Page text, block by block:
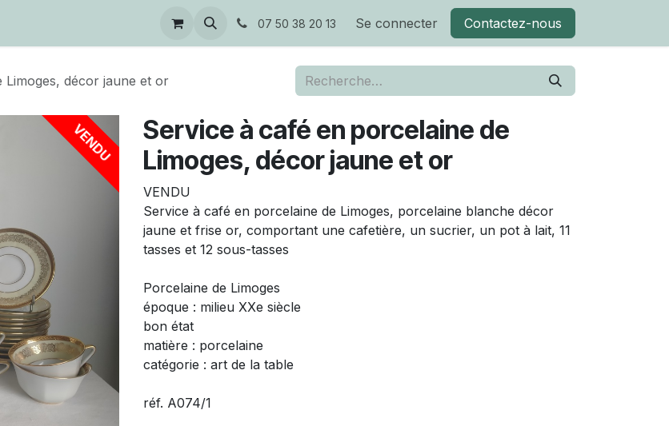
07 50 38 20 13 Se connecter Contactez-nous
décor jaune et or
VENDU
Service à café en porcelaine de
Limoges, décor jaune et or
VENDU
Service à café en porcelaine de Limoges, porcelaine blanche décor
jaune et frise or, comportant une cafetière, un sucrier, un pot à lait, 11
tasses et 12 sous-tasses
Porcelaine de Limoges
époque : milieu XXe siècle
bon état
matière : porcelaine
catégorie : art de la table
réf. A074/1